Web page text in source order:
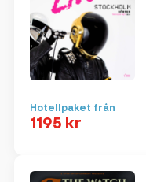
Hotellpaket från
1195 kr